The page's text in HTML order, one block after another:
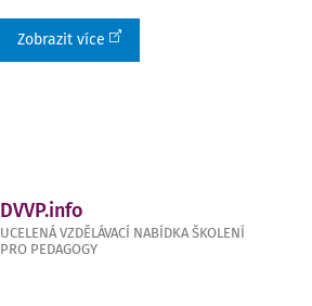
Zobrazit více
DVVP.info
UCELENÁ VZDĚLÁVACÍ NABÍDKA ŠKOLENÍ
PRO PEDAGOGY